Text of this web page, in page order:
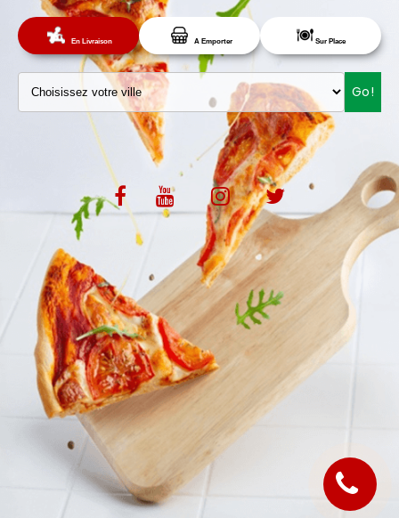
LA CARTE
VOTRE COMPTE
NOTRE RESTAURANT
MENTIONS LÉGALES
C.G.V
En Livraison A Emporter Sur Place
Go!